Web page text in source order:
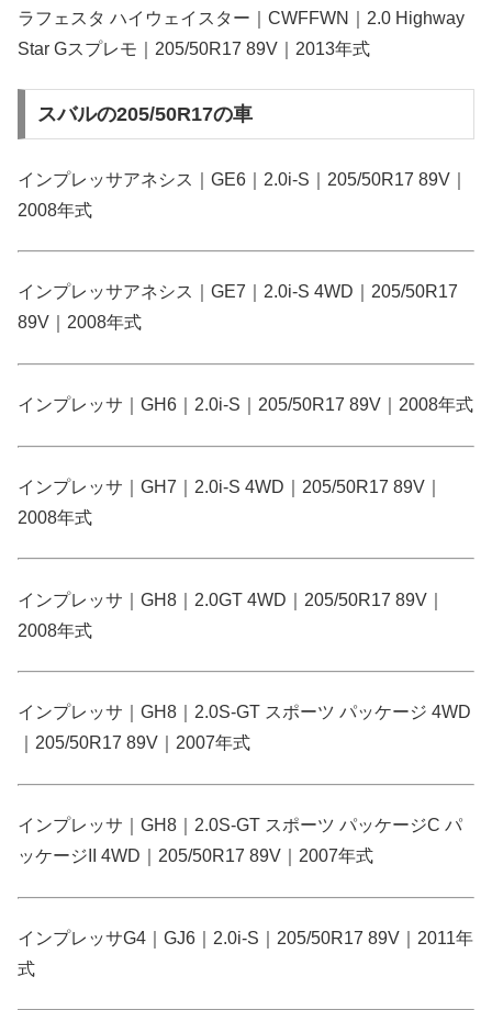
ラフェスタ ハイウェイスター｜CWFFWN｜2.0 Highway
Star Gスプレモ｜205/50R17 89V｜2013年式
スバルの205/50R17の車
インプレッサアネシス｜GE6｜2.0i-S｜205/50R17 89V｜
2008年式
インプレッサアネシス｜GE7｜2.0i-S 4WD｜205/50R17
89V｜2008年式
インプレッサ｜GH6｜2.0i-S｜205/50R17 89V｜2008年式
インプレッサ｜GH7｜2.0i-S 4WD｜205/50R17 89V｜
2008年式
インプレッサ｜GH8｜2.0GT 4WD｜205/50R17 89V｜
2008年式
インプレッサ｜GH8｜2.0S-GT スポーツ パッケージ 4WD
｜205/50R17 89V｜2007年式
インプレッサ｜GH8｜2.0S-GT スポーツ パッケージC パ
ッケージII 4WD｜205/50R17 89V｜2007年式
インプレッサG4｜GJ6｜2.0i-S｜205/50R17 89V｜2011年
式